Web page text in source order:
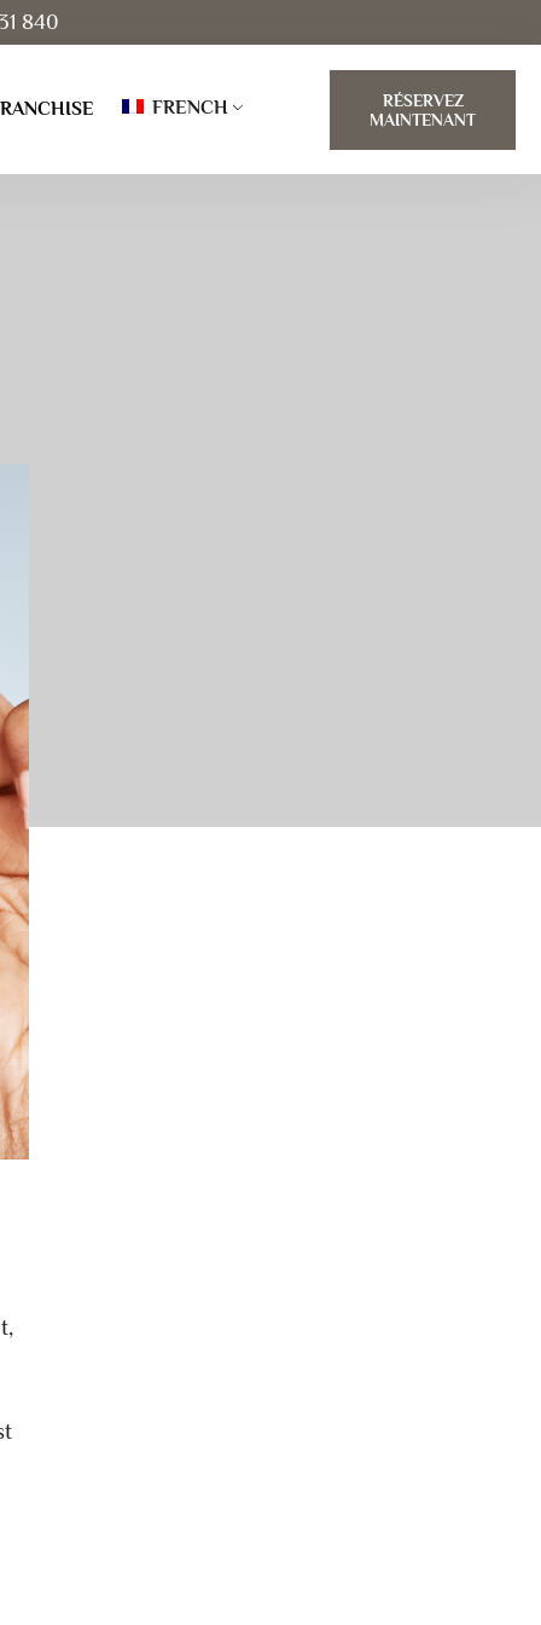
840
FRENCH
RÉSERVEZ
MAINTENANT